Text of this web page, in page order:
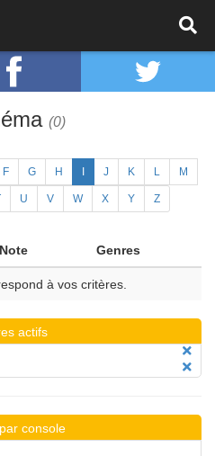
(0)
F G H J K L M
U V W X Y Z
Note Genres
à vos critères.
actifs
console